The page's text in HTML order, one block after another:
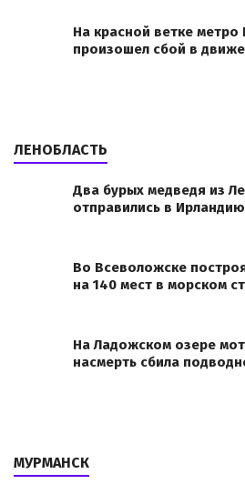
На красной ветке метро
произошел сбой в
ЛЕНОБЛАСТЬ
Два бурых медведя из
отправились в Ирландию
Во Всеволожске
на 140 мест в морском
На Ладожском озере
насмерть сбила
МУРМАНСК